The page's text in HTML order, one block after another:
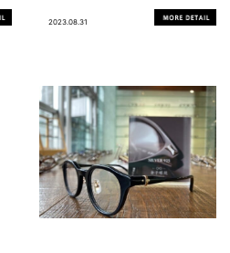
2023.08.31